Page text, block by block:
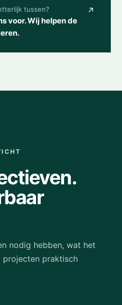
tussen?
voor. Wij helpen de
↗
nodig hebben, wat het
projecten praktisch